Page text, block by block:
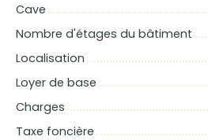
Cave
Nombre d'étages du bâtiment
Localisation
Loyer de base
Charges
Taxe foncière